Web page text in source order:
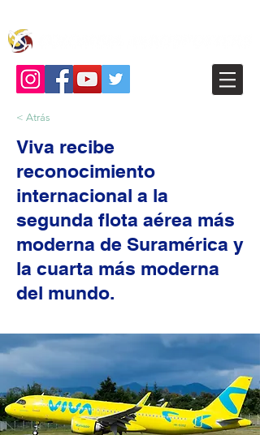
< Atrás
Viva recibe
reconocimiento
internacional a la
segunda flota aérea más
moderna de Suramérica y
la cuarta más moderna
del mundo.